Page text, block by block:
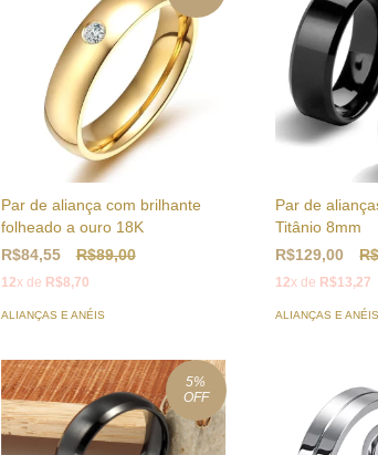
Par de aliança com brilhante
folheado a ouro 18K
R$84,55
R$89,00
12x de R$8,70
ALIANÇAS E ANÉIS
Par de
Titânio 8mm
R$129,00
12x de R$13,27
ALIANÇAS E ANÉIS
5%
OFF